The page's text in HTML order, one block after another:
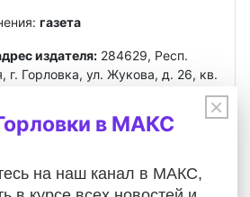
газета
издателя: 284629, Респ.
г. Горловка, ул. Жукова, д. 26, кв.
Федеральной службой по
×
в МАКС
на наш канал в МАКС,